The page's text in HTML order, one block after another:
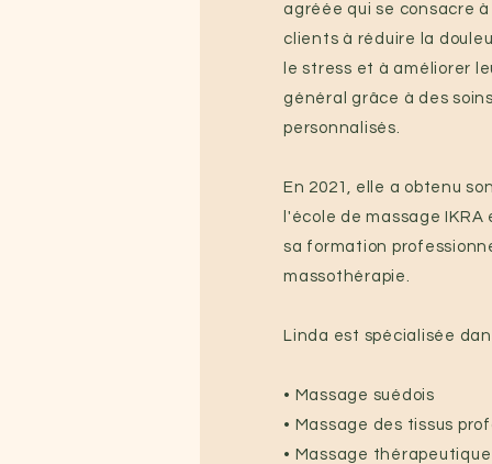
agréée qui se consacre
clients à réduire la
le stress et à améliorer
général grâce à des soins
personnalisés.
En 2021, elle a obtenu
l'école de massage
sa formation
massothérapie.
Linda est spécialisée
• Massage suédois
• Massage des tissus
• Massage thérapeutique